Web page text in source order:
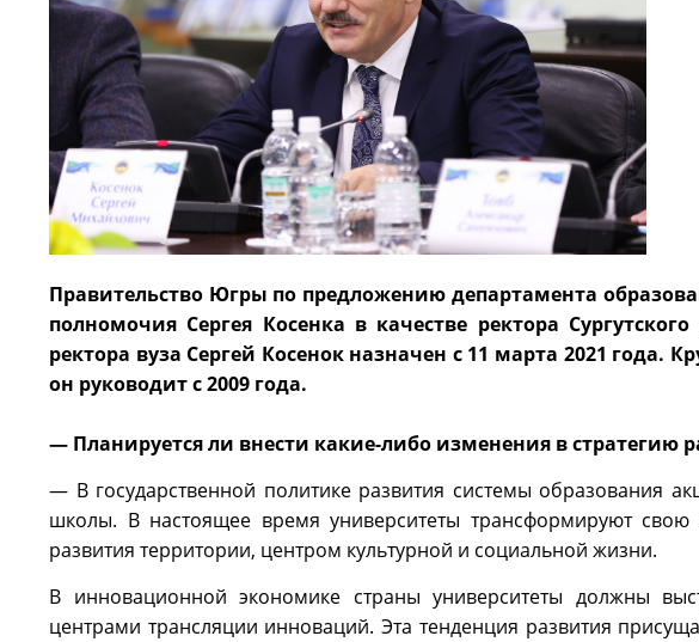
Правительство Югры по предложению департамента
полномочия Сергея Косенка в качестве ректора
ректора вуза Сергей Косенок назначен с 11 марта 2021
он руководит с 2009 года.
— Планируется ли внести какие-либо изменения в стратегию
— В государственной политике развития системы образования
школы. В настоящее время университеты трансформируют свою
развития территории, центром культурной и социальной жизни.
В инновационной экономике страны университеты должны
центрами трансляции инноваций. Эта тенденция развития